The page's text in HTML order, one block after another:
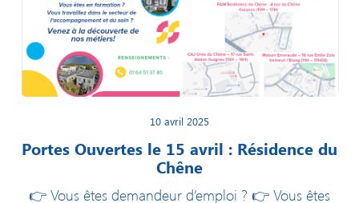
10 avril 2025
Portes Ouvertes le 15 avril : Résidence du
Chêne
👉 Vous êtes demandeur d’emploi ? 👉 Vous êtes